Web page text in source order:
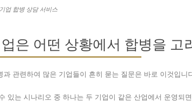
업 합병 상담 서비스
은 어떤 상황에서 합병을 고
과 관련하여 많은 기업들이 흔히 묻는 질문은 바로 이것입
있는 시나리오 중 하나는 두 기업이 같은 산업에서 운영되